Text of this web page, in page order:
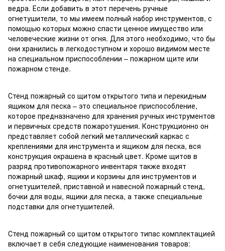
ведра. Если добавить в этот перечень ручные
огнетушители, то мы имеем полный набор инструментов, с
помощью которых можно спасти ценное имущество или
человеческие жизни от огня. Для этого необходимо, что бы
они хранились в легкодоступном и хорошо видимом месте
на специальном приспособлении – пожарном щите или
пожарном стенде.
Стенд пожарный со щитом открытого типа и перекидным
ящиком для песка – это специальное приспособление,
которое предназначено для хранения ручных инструментов
и первичных средств пожаротушения. Конструкционно он
представляет собой легкий металлический каркас с
креплениями для инструмента и ящиком для песка, вся
конструкция окрашена в красный цвет. Кроме щитов в
разряд противопожарного инвентаря также входят
пожарный шкаф, ящики и корзины для инструментов и
огнетушителей, приставной и навесной пожарный стенд,
бочки для воды, ящики для песка, а также специальные
подставки для огнетушителей.
Стенд пожарный со щитом открытого типас комплектацией
включает в себя следующие наименования товаров: